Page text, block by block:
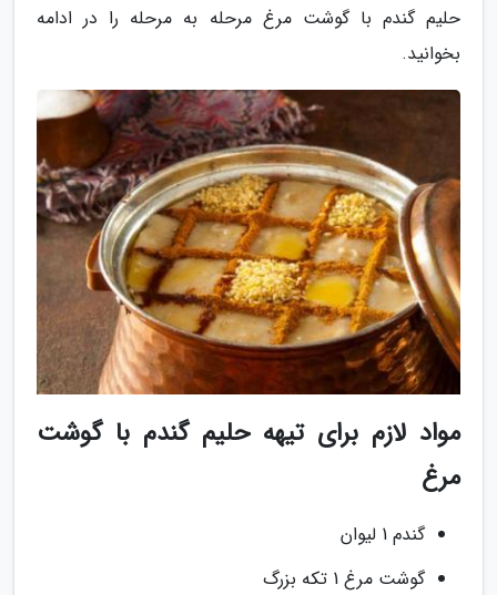
حلیم گندم با گوشت مرغ مرحله به مرحله را در ادامه
بخوانید.
مواد لازم برای تیهه حلیم گندم با گوشت
مرغ
گندم 1 لیوان
گوشت مرغ 1 تکه بزرگ